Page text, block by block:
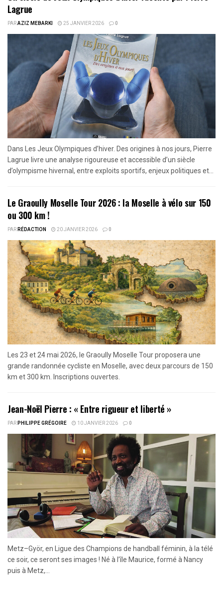
Lagrue
PARAZIZ MEBARKI 25 JANVIER 2026 0
Dans Les Jeux Olympiques d’hiver. Des origines à nos jours, Pierre
Lagrue livre une analyse rigoureuse et accessible d’un siècle
d’olympisme hivernal, entre exploits sportifs, enjeux politiques et...
Le Graoully Moselle Tour 2026 : la Moselle à vélo sur 150
ou 300 km !
PARRÉDACTION 20 JANVIER 2026 0
Les 23 et 24 mai 2026, le Graoully Moselle Tour proposera une
grande randonnée cycliste en Moselle, avec deux parcours de 150
km et 300 km. Inscriptions ouvertes.
Jean-Noël Pierre : « Entre rigueur et liberté »
PARPHILIPPE GRÉGOIRE 10 JANVIER 2026 0
Metz–Györ, en Ligue des Champions de handball féminin, à la télé
ce soir, ce seront ses images ! Né à l’île Maurice, formé à Nancy
puis à Metz,...